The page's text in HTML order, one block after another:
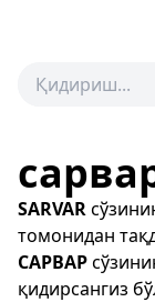
SARVAR
томонидан
САРВАР
қидирсангиз